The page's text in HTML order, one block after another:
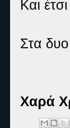
Και
Στα δυο
Χαρά